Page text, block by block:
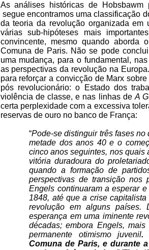
As análises históricas de Hobsbawm
segue encontramos uma classificação
da teoria da revolução organizada
várias sub-hipóteses mais
convincente, mesmo quando
Comuna de Paris. Não se pode
uma mudança, para o fundamental,
as perspectivas da revolução na
para reforçar a convicção de Marx
pós revolucionário: o Estado dos
violência de classe, e nas linhas de A
certa perplexidade com a excessiva
reservas de ouro no banco de França:
“Pode-se distinguir três fases
metade dos anos 40 e o
cinco anos seguintes, nos quais
vitória duradoura do
quando a formação de
perspectivas de transi­ção nos
Engels continuaram a esperar
1848, até que a crise
revolução em alguns países.
esperança em uma iminente
décadas; embora Engels,
permanente otimismo juvenil.
Comuna de Paris, e durante